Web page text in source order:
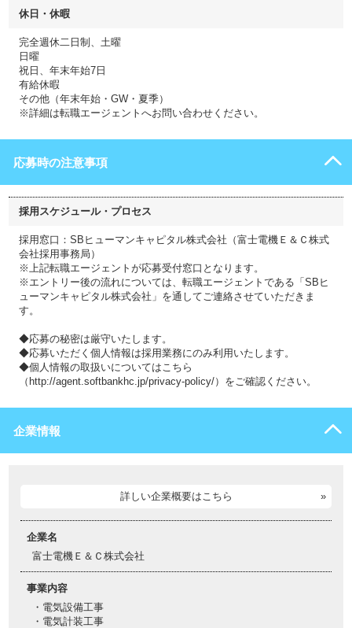
休日・休暇
完全週休二日制、土曜
日曜
祝日、年末年始7日
有給休暇
その他（年末年始・GW・夏季）
※詳細は転職エージェントへお問い合わせください。
応募時の注意事項
採用スケジュール・プロセス
採用窓口：SBヒューマンキャピタル株式会社（富士電機Ｅ＆Ｃ株式
会社採用事務局）
※上記転職エージェントが応募受付窓口となります。
※エントリー後の流れについては、転職エージェントである「SBヒ
ューマンキャピタル株式会社」を通してご連絡させていただきま
す。
◆応募の秘密は厳守いたします。
◆応募いただく個人情報は採用業務にのみ利用いたします。
◆個人情報の取扱いについてはこちら
（http://agent.softbankhc.jp/privacy-policy/）をご確認ください。
企業情報
詳しい企業概要はこちら
企業名
富士電機Ｅ＆Ｃ株式会社
事業内容
・電気設備工事
・電気計装工事